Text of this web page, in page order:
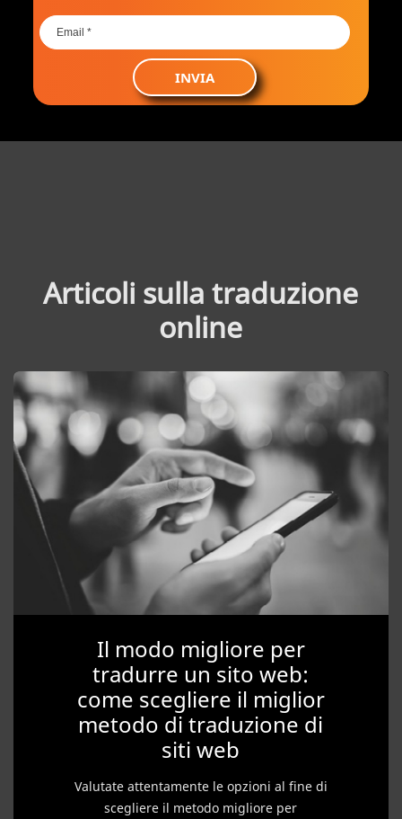
INVIA
Articoli sulla traduzione
online
Il modo migliore per
tradurre un sito web:
come scegliere il miglior
metodo di traduzione di
siti web
Valutate attentamente le opzioni al fine di
scegliere il metodo migliore per